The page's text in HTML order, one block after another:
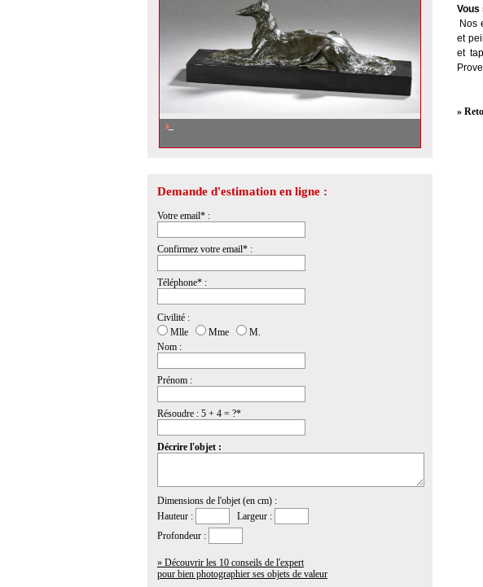
Demande d'estimation en ligne :
Votre email* :
Confirmez votre email* :
Téléphone* :
Civilité :
Mlle
Mme
M.
Nom :
Prénom :
Résoudre : 5 + 4 = ?*
Décrire l'objet :
Dimensions de l'objet (en cm) :
Hauteur :
Largeur :
Profondeur :
» Découvrir les 10 conseils de l'expert
pour bien photographier ses objets de valeur
Vous
Nos
et
et
»